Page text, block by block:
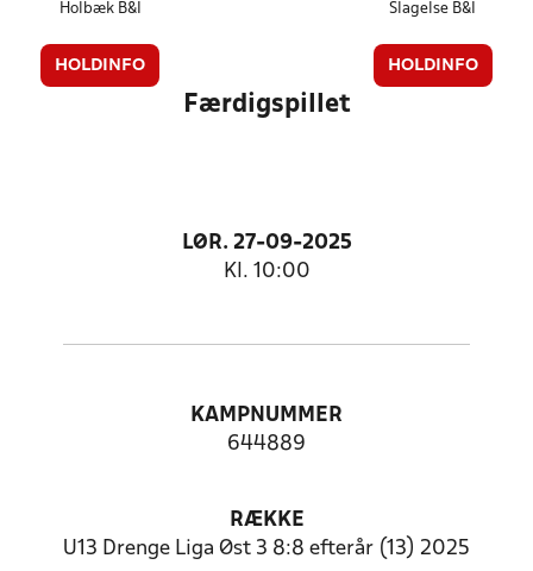
Holbæk B&I
HOLDINFO
Slagelse B&I
HOLDINFO
Færdigspillet
LØR. 27-09-2025
Kl. 10:00
KAMPNUMMER
644889
RÆKKE
U13 Drenge Liga Øst 3 8:8 efterår (13) 2025